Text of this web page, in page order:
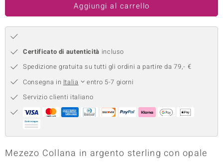
Classics
Aggiungi al carrello
Certificato di autenticità incluso
Spedizione gratuita su tutti gli ordini a partire da 79,- €
Consegna in Italia
entro 5-7 giorni
Servizio clienti italiano
Mezezo Collana in argento sterling con opale